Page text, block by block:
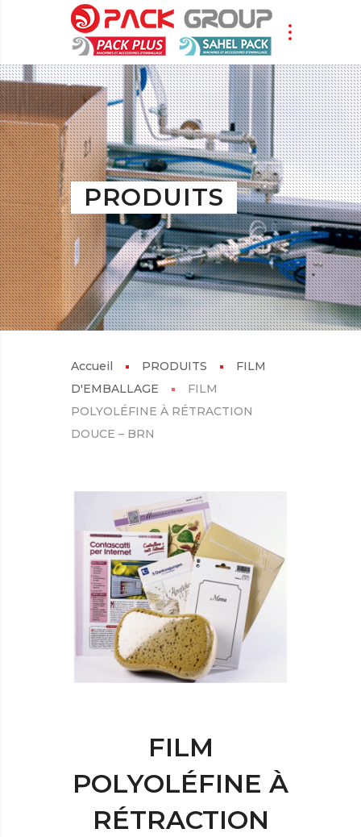
PRODUITS
Accueil PRODUITS
FILM
D'EMBALLAGE
FILM
POLYOLÉFINE À RÉTRACTION
DOUCE – BRN
FILM
POLYOLÉFINE À
RÉTRACTION